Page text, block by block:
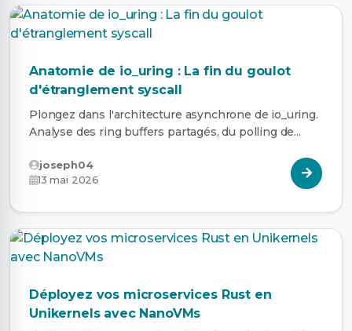
Anatomie de io_uring : La fin du goulot
d'étranglement syscall
Plongez dans l'architecture asynchrone de io_uring.
Analyse des ring buffers partagés, du polling de...
joseph04
13 mai 2026
Déployez vos microservices Rust en
Unikernels avec NanoVMs